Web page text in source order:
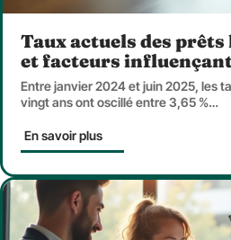
Taux actuels des
et facteurs
Entre janvier 2024 et juin 2025, les
vingt ans ont oscillé entre 3,65 %…
En savoir plus